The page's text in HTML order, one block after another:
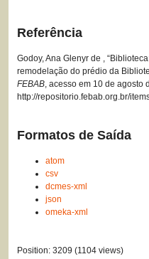
Referência
Godoy, Ana Glenyr de ,
remodelação do prédio da
FEBAB, acesso em 10 de agosto
http://repositorio.febab.org.br/
Formatos de Saída
atom
csv
dcmes-xml
json
omeka-xml
Position: 3209 (1104 views)